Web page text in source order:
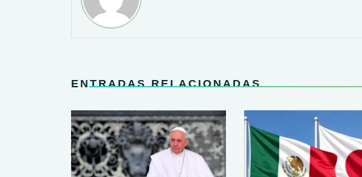
ENTRADAS RELACIONADAS